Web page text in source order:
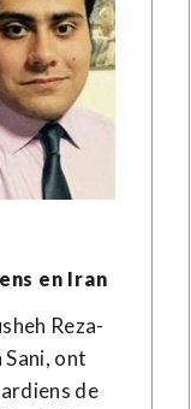
en Iran
Reza-
ont
de